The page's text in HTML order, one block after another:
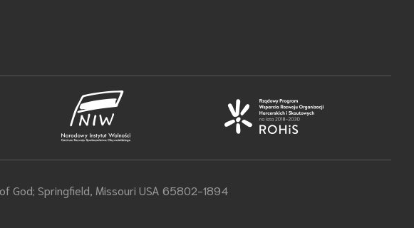
God; Springfield, Missouri USA 65802-1894